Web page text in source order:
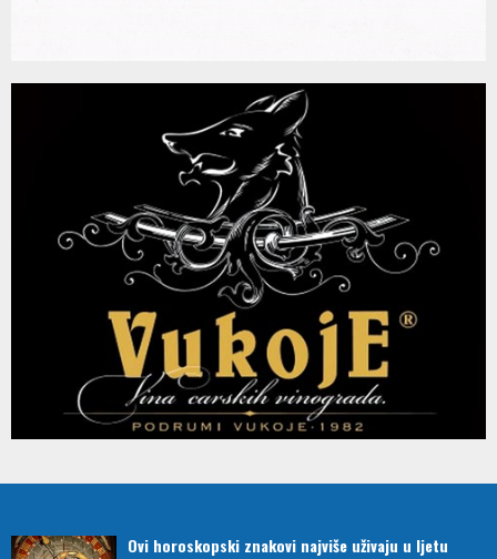
Ovi horoskopski znakovi najviše uživaju u ljetu